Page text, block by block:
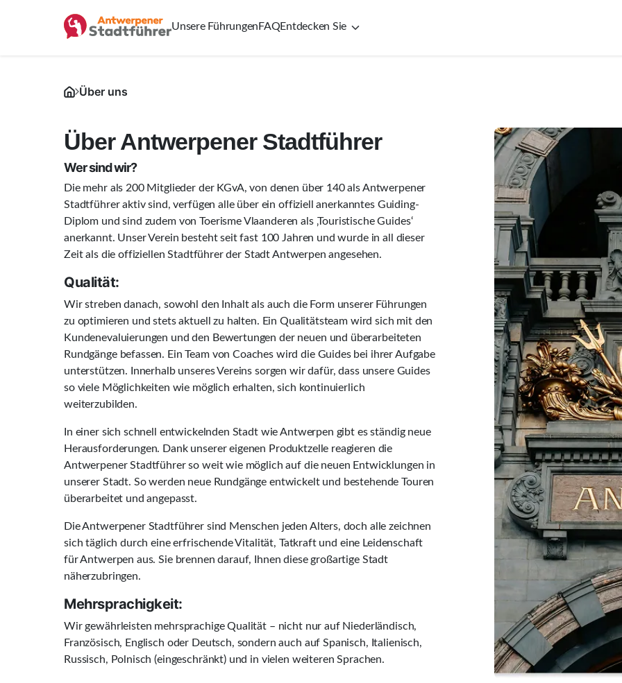
Unsere Führungen FAQEntdecken Sie
Über uns
Über Antwerpener Stadtführer
Wer sind wir?
Die mehr als 200 Mitglieder der KGvA, von denen über 140 als Antwerpener
Stadtführer aktiv sind, verfügen alle über ein offiziell anerkanntes Guiding-
Diplom und sind zudem von Toerisme Vlaanderen als ‚Touristische Guides‘
anerkannt. Unser Verein besteht seit fast 100 Jahren und wurde in all dieser
Zeit als die offiziellen Stadtführer der Stadt Antwerpen angesehen.
Qualität:
Wir streben danach, sowohl den Inhalt als auch die Form unserer Führungen
zu optimieren und stets aktuell zu halten. Ein Qualitätsteam wird sich mit den
Kundenevaluierungen und den Bewertungen der neuen und überarbeiteten
Rundgänge befassen. Ein Team von Coaches wird die Guides bei ihrer Aufgabe
unterstützen. Innerhalb unseres Vereins sorgen wir dafür, dass unsere Guides
so viele Möglichkeiten wie möglich erhalten, sich kontinuierlich
weiterzubilden.
In einer sich schnell entwickelnden Stadt wie Antwerpen gibt es ständig neue
Herausforderungen. Dank unserer eigenen Produktzelle reagieren die
Antwerpener Stadtführer so weit wie möglich auf die neuen Entwicklungen in
unserer Stadt. So werden neue Rundgänge entwickelt und bestehende Touren
überarbeitet und angepasst.
Die Antwerpener Stadtführer sind Menschen jeden Alters, doch alle zeichnen
sich täglich durch eine erfrischende Vitalität, Tatkraft und eine Leidenschaft
für Antwerpen aus. Sie brennen darauf, Ihnen diese großartige Stadt
näherzubringen.
Mehrsprachigkeit:
Wir gewährleisten mehrsprachige Qualität – nicht nur auf Niederländisch,
Französisch, Englisch oder Deutsch, sondern auch auf Spanisch, Italienisch,
Russisch, Polnisch (eingeschränkt) und in vielen weiteren Sprachen.